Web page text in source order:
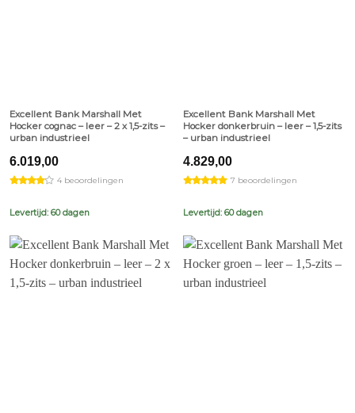
Excellent Bank Marshall Met
Hocker cognac – leer – 2 x 1,5-zits –
urban industrieel
6.019,00
4 beoordelingen
Levertijd: 60 dagen
Excellent Bank Marshall Met
Hocker donkerbruin – leer – 1,5-zits
– urban industrieel
4.829,00
7 beoordelingen
Levertijd: 60 dagen